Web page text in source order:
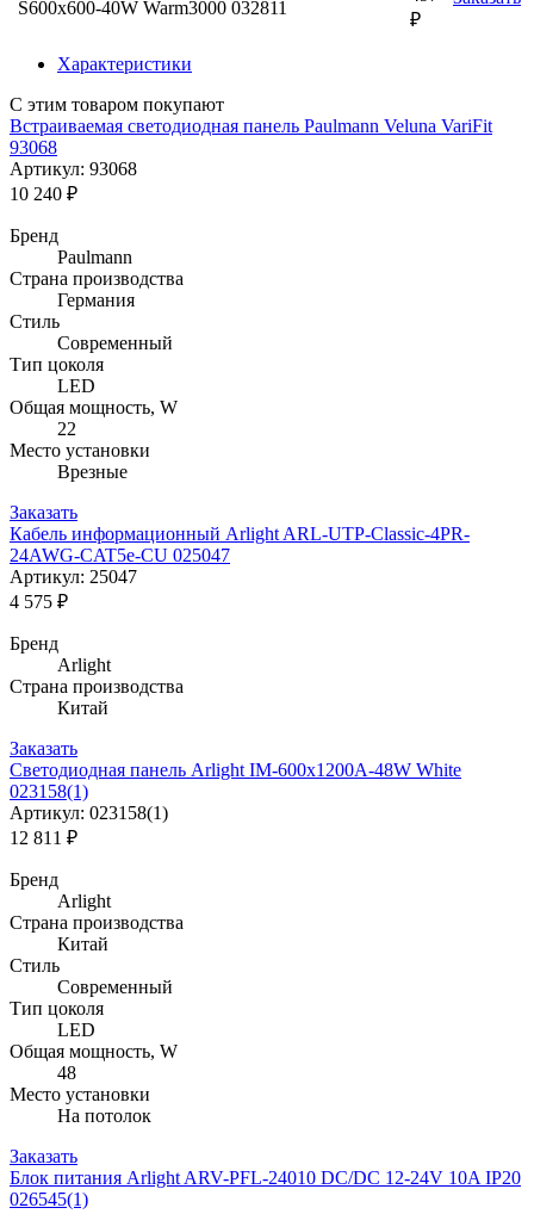
S600x600-40W Warm3000 032811
₽
Характеристики
С этим товаром покупают
Встраиваемая светодиодная панель Paulmann Veluna VariFit
93068
Артикул: 93068
10 240 ₽
Бренд
Paulmann
Страна производства
Германия
Стиль
Современный
Тип цоколя
LED
Общая мощность, W
22
Место установки
Врезные
Заказать
Кабель информационный Arlight ARL-UTP-Classic-4PR-
24AWG-CAT5e-CU 025047
Артикул: 25047
4 575 ₽
Бренд
Arlight
Страна производства
Китай
Заказать
Светодиодная панель Arlight IM-600x1200A-48W White
023158(1)
Артикул: 023158(1)
12 811 ₽
Бренд
Arlight
Страна производства
Китай
Стиль
Современный
Тип цоколя
LED
Общая мощность, W
48
Место установки
На потолок
Заказать
Блок питания Arlight ARV-PFL-24010 DC/DC 12-24V 10A IP20
026545(1)